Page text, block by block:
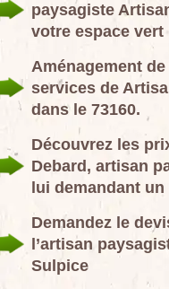
paysagiste
votre espace vert
Aménagement
services de
dans le 73160.
Découvrez les
Debard, artisan
lui demandant
Demandez le
l’artisan
Sulpice